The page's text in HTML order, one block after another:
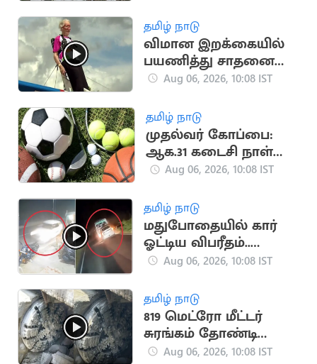
தமிழ் நாடு
விமான இறக்கையில்
பயணித்து சாதனை
படைத்த பிரிட்டன்
Aug 06, 2026, 10:08 IST
தமிழ் நாடு
முதல்வர் கோப்பை:
ஆக.31 கடைசி நாள்
என அரசு அறிவிப்பு
Aug 06, 2026, 10:08 IST
தமிழ் நாடு
மதுபோதையில் கார்
ஓட்டிய விபரீதம்..
தூத்துக்குடியில்
Aug 06, 2026, 10:08 IST
தமிழ் நாடு
819 மெட்ரோ மீட்டர்
சுரங்கம் தோண்டி
நீலகிரி இயந்திரம்
Aug 06, 2026, 10:08 IST